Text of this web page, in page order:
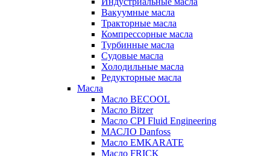
Вакуумные масла
Тракторные масла
Компрессорные масла
Турбинные масла
Судовые масла
Холодильные масла
Редукторные масла
Масла
Масло BECOOL
Масло Bitzer
Масло CPI Fluid Engineering
МАСЛО Danfoss
Масло EMKARATE
Масло FRICK